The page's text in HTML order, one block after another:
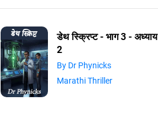
डेथ स्क्रिप्ट - भाग 3 - अध्याय
2
By Dr Phynicks
Marathi Thriller